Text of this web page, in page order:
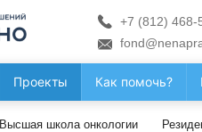
+7 (812) 468-
Проекты Как помочь?
Высшая школа онкологии